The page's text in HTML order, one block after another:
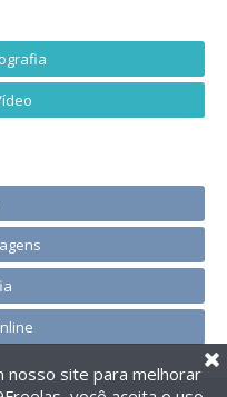
nosso site para melhorar